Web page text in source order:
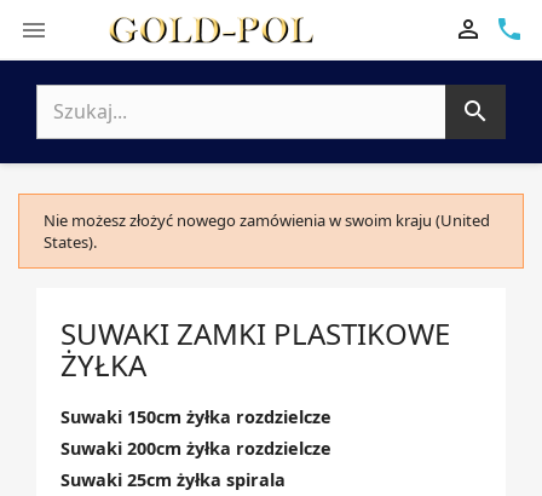
 phone


Nie możesz złożyć nowego zamówienia w swoim kraju (United
States).
SUWAKI ZAMKI PLASTIKOWE
ŻYŁKA
Suwaki 150cm żyłka rozdzielcze
Suwaki 200cm żyłka rozdzielcze
Suwaki 25cm żyłka spirala